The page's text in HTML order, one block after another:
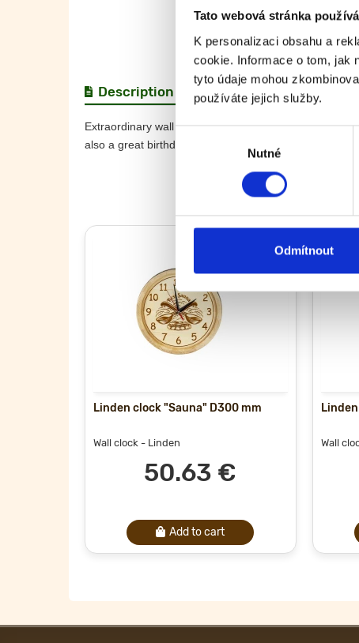
Tato webová stránka
K personalizaci obsahu a
cookie. Informace o tom, jak
tyto údaje mohou
používáte jejich služby.
Nutné
Odmítnout
Description Specification
Extraordinary wall clock from BonPos. This eco-style
also a great birthday present! The wall clock will bring
Linden clock "Sauna" D300 mm
Wall clock - Linden
50.63 €
Add to cart
Wall